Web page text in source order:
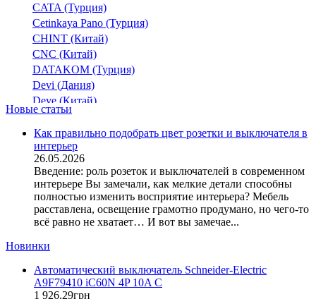
CATA (Турция)
Cetinkaya Pano (Турция)
CHINT (Китай)
CNC (Китай)
DATAKOM (Турция)
Devi (Дания)
Deye (Китай)
DigiTop (Украина)
DKC (Украина)
Dyness (Китай)
E.NEXT (Украина)
EAE Electric
Eastron (Китай)
Eaton (США)
ElectrO (Украина)
EON (Таиланд)
ETI (Словения)
Новые статьи
Как правильно подобрать цвет розетки и выключателя в
интерьер
26.05.2026
Введение: роль розеток и выключателей в современном
интерьере Вы замечали, как мелкие детали способны
полностью изменить восприятие интерьера? Мебель
расставлена, освещение грамотно продумано, но чего-то
всё равно не хватает… И вот вы замечае...
Новинки
Автоматический выключатель Schneider-Electric
A9F79410 iC60N 4P 10A C
1 926.29грн